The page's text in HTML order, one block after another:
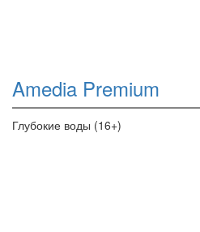
Amedia Premium
Глубокие воды (16+)